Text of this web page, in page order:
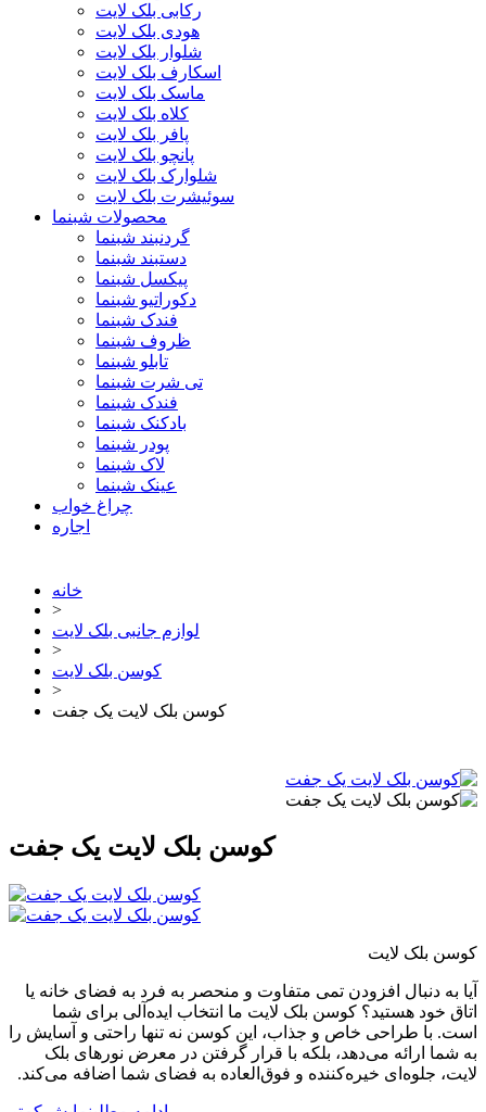
رکابی بلک لایت
هودی بلک لایت
شلوار بلک لایت
اسکارف بلک لایت
ماسک بلک لایت
کلاه بلک لایت
پافر بلک لایت
پانچو بلک لایت
شلوارک بلک لایت
سوئیشرت بلک لایت
محصولات شبنما
گردنبند شبنما
دستبند شبنما
پیکسل شبنما
دکوراتیو شبنما
فندک شبنما
ظروف شبنما
تابلو شبنما
تی شرت شبنما
فندک شبنما
بادکنک شبنما
پودر شبنما
لاک شبنما
عینک شبنما
چراغ خواب
اجاره
خانه
>
لوازم جانبی بلک لایت
>
کوسن بلک لایت
>
کوسن بلک لایت یک جفت
کوسن بلک لایت یک جفت
کوسن بلک لایت
آیا به دنبال افزودن تمی متفاوت و منحصر به فرد به فضای خانه یا
اتاق خود هستید؟ کوسن بلک لایت ما انتخاب ایده‌آلی برای شما
است. با طراحی خاص و جذاب، این کوسن نه تنها راحتی و آسایش را
به شما ارائه می‌دهد، بلکه با قرار گرفتن در معرض نورهای بلک
لایت، جلوه‌ای خیره‌کننده و فوق‌العاده به فضای شما اضافه می‌کند.